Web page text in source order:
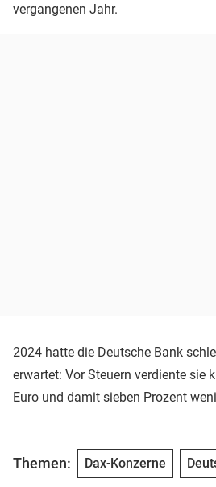
vergangenen Jahr.
2024 hatte die Deutsche Bank
erwartet: Vor Steuern verdiente sie
Euro und damit sieben Prozent
Themen: Dax-Konzerne